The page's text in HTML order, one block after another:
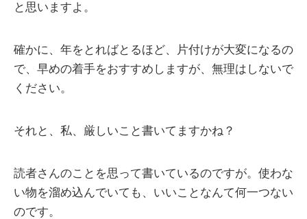
と思いますよ。
確かに、年をとればとるほど、片付けが大変になるの
で、早めの着手をおすすめしますが、無理はしないで
ください。
それと、私、厳しいこと書いてますかね？
読者さんのことを思って書いているのですが。使わな
い物を溜め込んでいても、いいことなんて何一つない
のです。